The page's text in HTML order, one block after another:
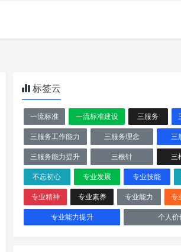
标签云
一流标准 一流标准建设 三服务
三服务工作能力
三服务理念
三
三服务能力提升
三根针
三
不忘初心
专业发展 专业技能
专业精神
专业素养 专业能力
专
专业能力提升
个人价